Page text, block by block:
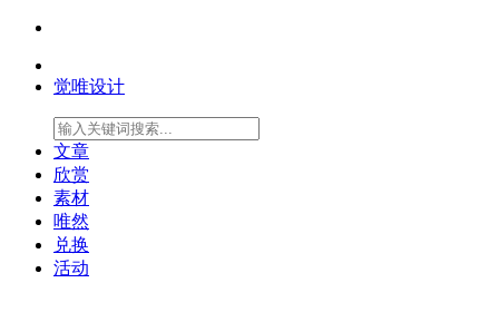
觉唯设计
文章
欣赏
素材
唯然
兑换
活动